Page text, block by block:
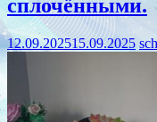
сплочёнными.
12.09.202515.09.2025